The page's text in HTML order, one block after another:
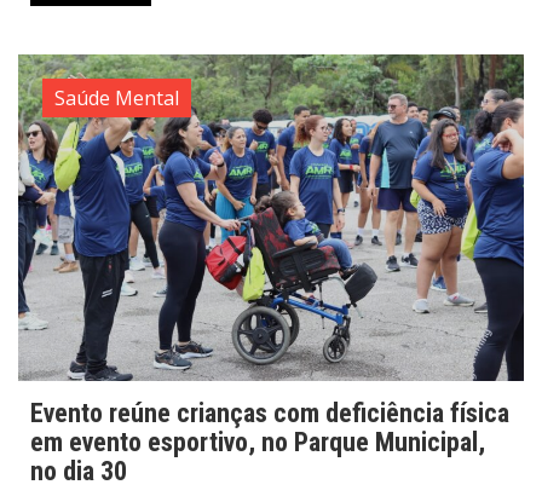
Saúde Mental
Evento reúne crianças com deficiência física
em evento esportivo, no Parque Municipal,
no dia 30